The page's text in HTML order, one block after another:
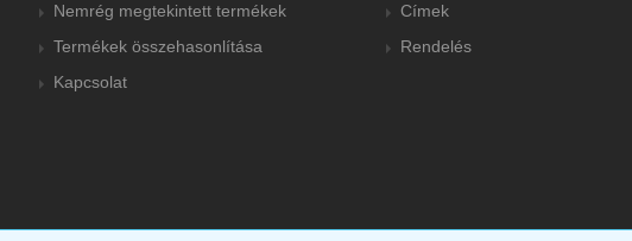
Nemrég megtekintett termékek
Termékek összehasonlítása
Kapcsolat
Címek
Rendelés